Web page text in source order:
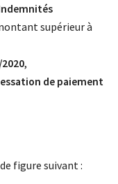
supérieur à
,
de paiement
figure suivant :